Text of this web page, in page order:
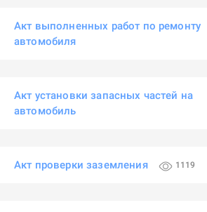
Акт выполненных работ по ремонту
автомобиля
Акт установки запасных частей на
автомобиль
Акт проверки заземления 1119